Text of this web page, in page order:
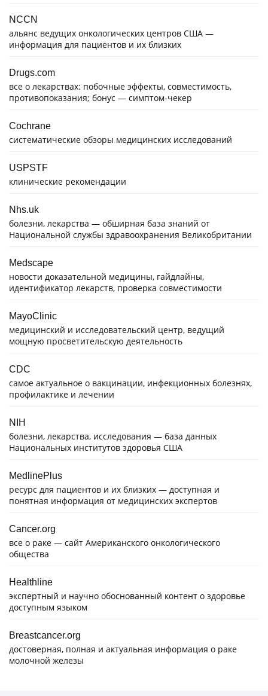
NCCN
альянс ведущих онкологических центров США —
информация для пациентов и их близких
Drugs.com
все о лекарствах: побочные эффекты, совместимость,
противопоказания; бонус — симптом-чекер
Cochrane
систематические обзоры медицинских исследований
USPSTF
клинические рекомендации
Nhs.uk
болезни, лекарства — обширная база знаний от
Национальной службы здравоохранения Великобритании
Medscape
новости доказательной медицины, гайдлайны,
идентификатор лекарств, проверка совместимости
MayoClinic
медицинский и исследовательский центр, ведущий
мощную просветительскую деятельность
CDC
самое актуальное о вакцинации, инфекционных болезнях,
профилактике и лечении
NIH
болезни, лекарства, исследования — база данных
Национальных институтов здоровья США
MedlinePlus
ресурс для пациентов и их близких — доступная и
понятная информация от медицинских экспертов
Cancer.org
все о раке — сайт Американского онкологического
общества
Healthline
экспертный и научно обоснованный контент о здоровье
доступным языком
Breastcancer.org
достоверная, полная и актуальная информация о раке
молочной железы